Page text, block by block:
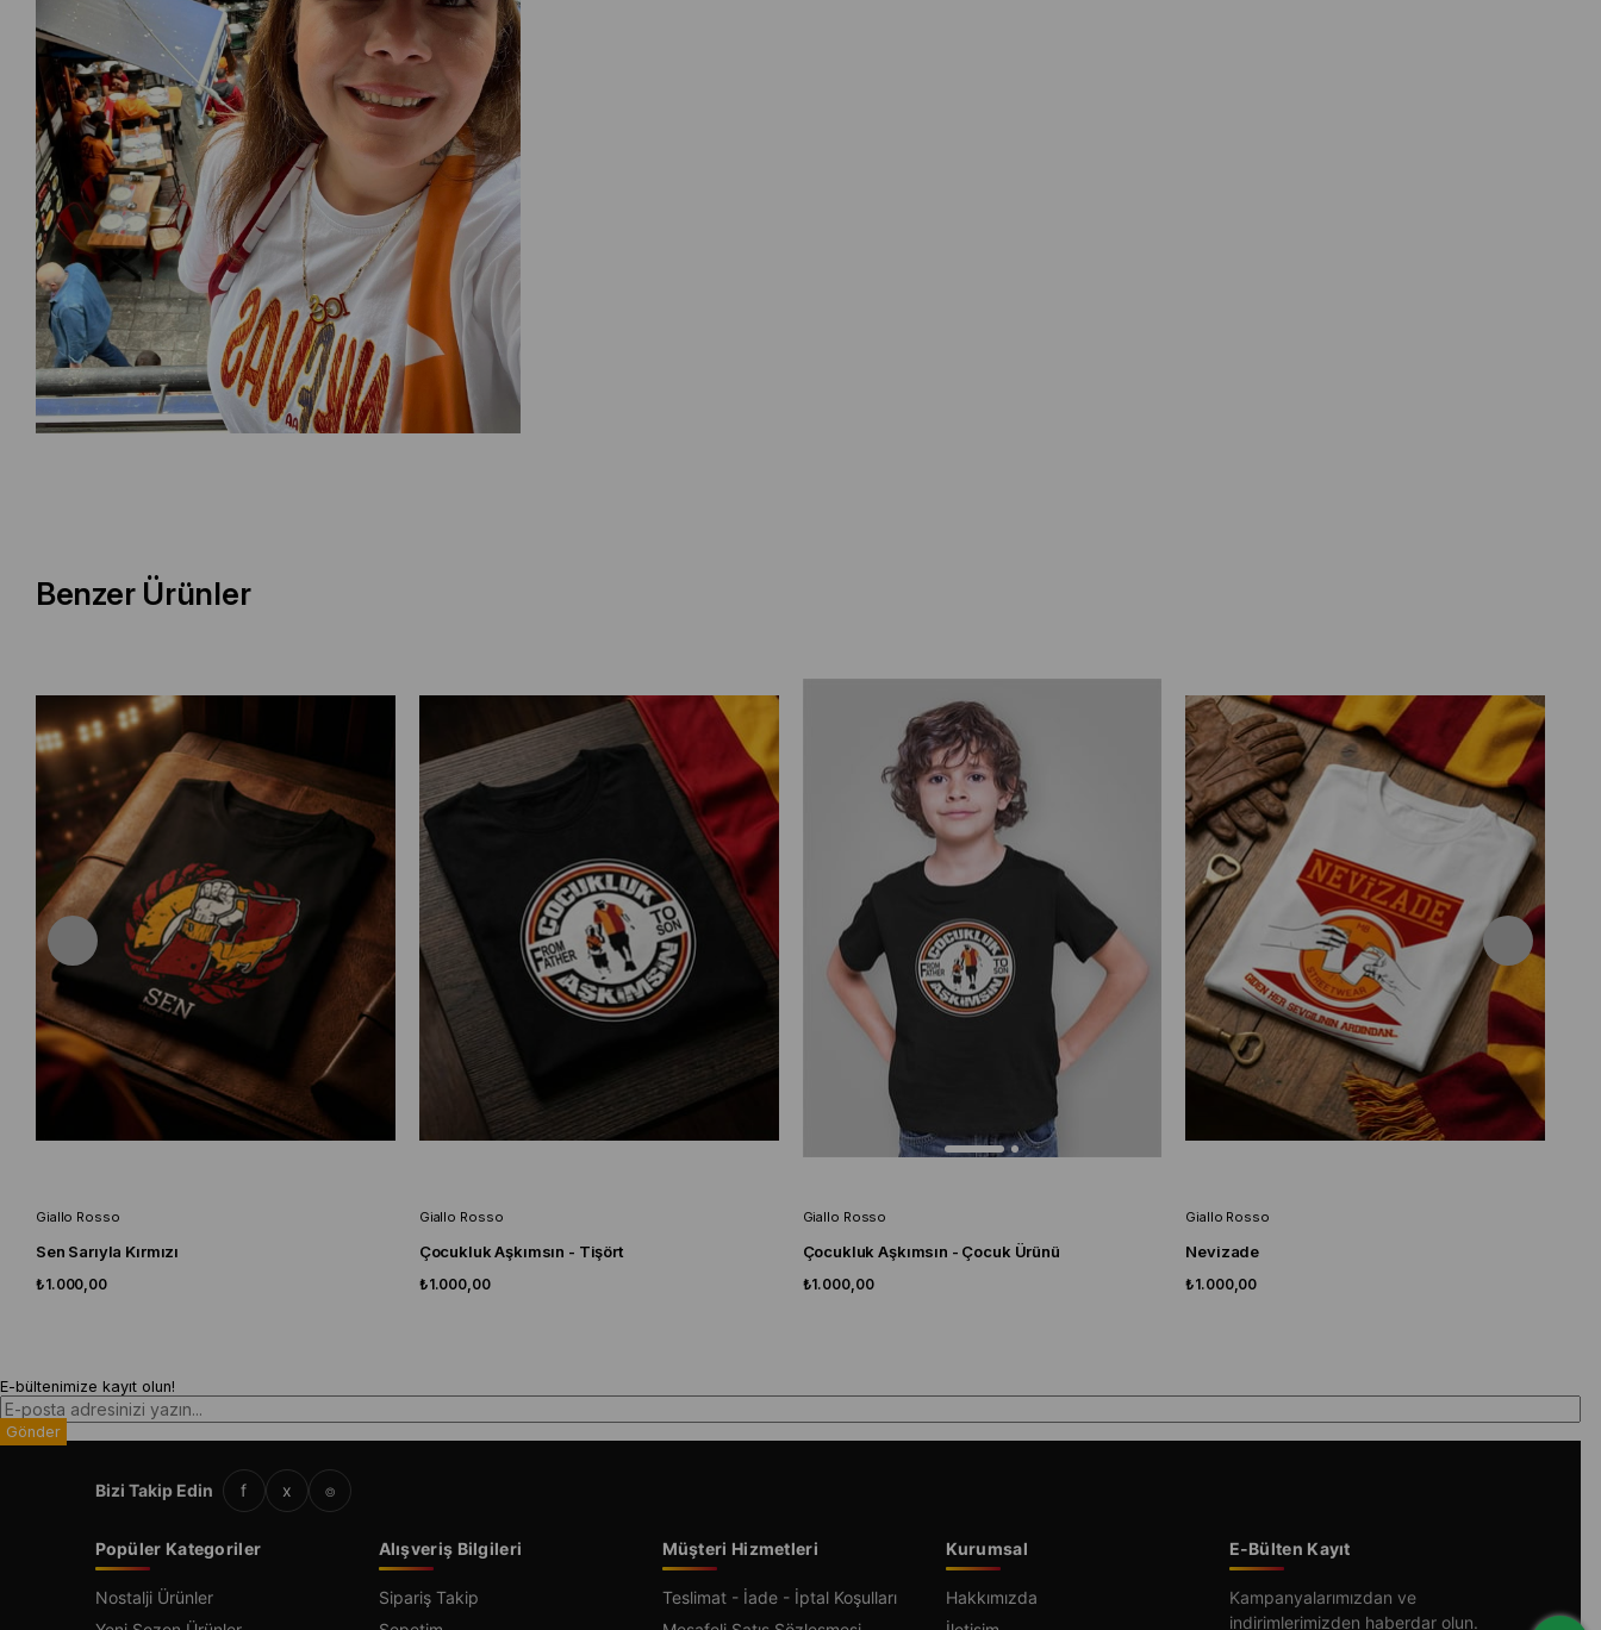
Benzer Ürünler
Giallo Rosso
Sen Sarıyla Kırmızı
₺1.000,00
Giallo Rosso
Çocukluk Aşkımsın - Tişört
₺1.000,00
Giallo Rosso
Çocukluk Aşkımsın - Çocuk Ürünü
₺1.000,00
Giallo Rosso
Nevizade
₺1.000,00
E-bültenimize kayıt olun!
Gönder
Bizi Takip Edin f x ⌾
Popüler Kategoriler
Nostalji Ürünler
Alışveriş Bilgileri
Sipariş Takip
Müşteri Hizmetleri
Teslimat - İade - İptal Koşulları
Kurumsal
Hakkımızda
E-Bülten Kayıt
Kampanyalarımızdan ve
indirimlerimizden haberdar olun.